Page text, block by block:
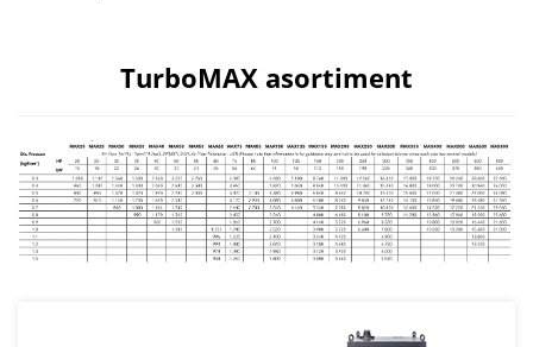
TurboMAX asortiment